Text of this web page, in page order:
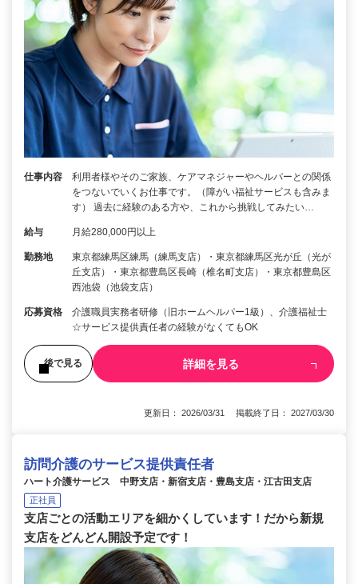
仕事内容
利用者様やそのご家族、ケアマネジャーやヘルパーとの関係
をつないでいくお仕事です。（障がい福祉サービスも含みま
す） 過去に経験のある方や、これから挑戦してみたい…
給与 月給280,000円以上
勤務地
東京都練馬区練馬（練馬支店）・東京都練馬区光が丘（光が
丘支店）・東京都豊島区長崎（椎名町支店）・東京都豊島区
西池袋（池袋支店）
応募資格
介護職員実務者研修（旧ホームヘルパー1級）、介護福祉士
☆サービス提供責任者の経験がなくてもOK
後で見る 詳細を見る
更新日： 2026/03/31 掲載終了日： 2027/03/30
訪問介護のサービス提供責任者
ハート介護サービス 中野支店・新宿支店・豊島支店・江古田支店
正社員
支店ごとの活動エリアを細かくしています！だから新規
支店をどんどん開設予定です！